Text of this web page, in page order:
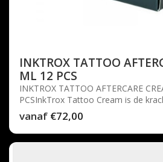
INKTROX TATTOO
ML 12 PCS
INKTROX TATTOO AFTERCARE
PCSInkTrox Tattoo Cream is de
vanaf €72,00